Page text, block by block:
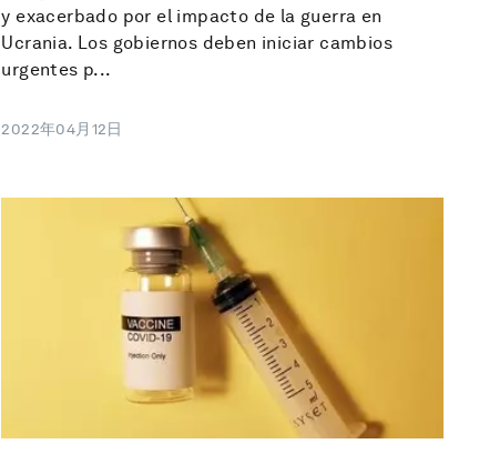
y exacerbado por el impacto de la guerra en
Ucrania. Los gobiernos deben iniciar cambios
urgentes p...
2022年04月12日